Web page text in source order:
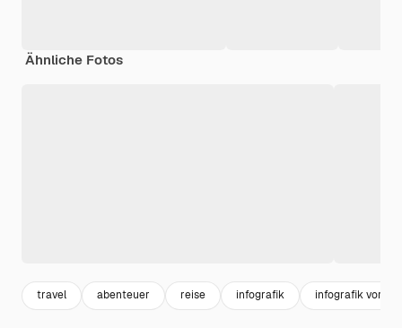
Ähnliche Fotos
travel abenteuer reise infografik infografik